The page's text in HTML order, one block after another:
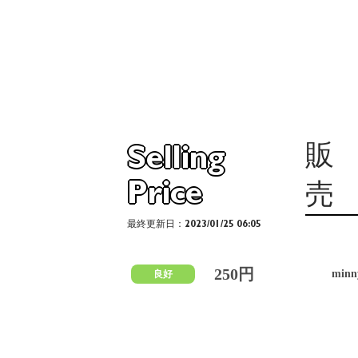
Selling
Price
販
売
最終更新日：2023/01/25 06:05
良好 250円